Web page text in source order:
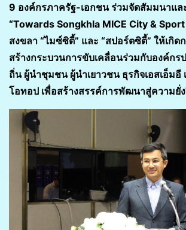
9 องค์กรภาครัฐ-เอกชน ร่วมจัดสัมมนาแล
“Towards Songkhla MICE City &
สงขลา “ไมซ์ซิตี้” และ “สปอร์ตซิตี้” ให้เกิด
สร้างกระบวนการขับเคลื่อนร่วมกับองค์กร
ถิ่น ผู้นำชุมชน ผู้นำเยาวชน ธุรกิจเอสเอ็ม
โอทอป เพื่อสร้างสรรค์การพัฒนาสู่ความยั่